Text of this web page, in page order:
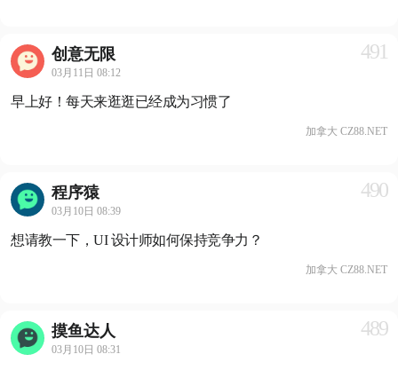
创意无限
03月11日 08:12
491
早上好！每天来逛逛已经成为习惯了
加拿大 CZ88.NET
程序猿
03月10日 08:39
490
想请教一下，UI 设计师如何保持竞争力？
加拿大 CZ88.NET
摸鱼达人
03月10日 08:31
489